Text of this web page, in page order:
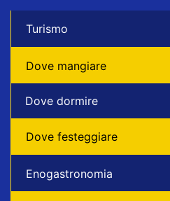
Turismo
Dove mangiare
Dove dormire
Dove festeggiare
Enogastronomia